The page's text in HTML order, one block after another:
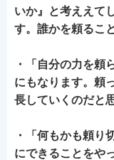
いか』と考ええて
す。誰かを頼るこ
・「自分の力を頼
にもなります。頼
長していくのだと
・「何もかも頼り
にできることをや